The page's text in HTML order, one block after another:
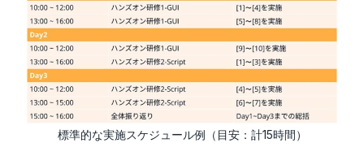
標準的な実施スケジュール例（目安：計15時間）